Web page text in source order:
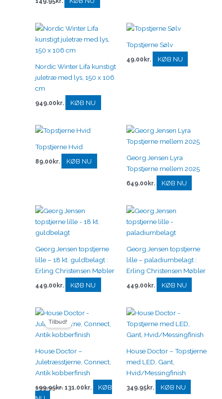
Nordic Winter Lifa kunstigt
juletræ med lys, 150 x 106
cm
949.00 kr. KØB NU
Topstjerne Sølv
49.00 kr. KØB NU
Topstjerne Hvid
89.00kr. KØB NU
Georg Jensen Lyra
Topstjerne mellem 2025
649.00kr. KØB NU
Georg Jensen topstjerne
lille – 18 kt. guldbelagt :
Erling Christensen Møbler
449.00kr. KØB NU
Georg Jensen topstjerne
lille – paladiumbelagt :
Erling Christensen Møbler
449.00kr. KØB NU
Tilbud!
House Doctor –
Juletræsstjerne, Connect,
Antik kobberfinish
199.95kr.
Den
oprindelige
pris
var:
131.00kr.
pris
KØB
House Doctor – Topstjerne
med LED, Gant,
Hvid/Messingfinish
349.95kr. KØB NU